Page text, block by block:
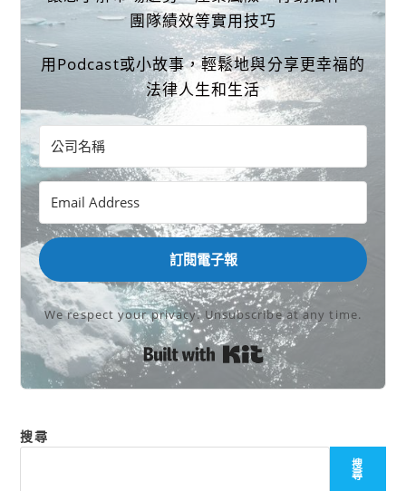
團隊績效等實用技巧
用Podcast或小故事，輕鬆地與分享更幸福的
法律人生和生活
訂閱電子報
We respect your privacy. Unsubscribe at any time.
Built with Kit
搜尋
搜
尋